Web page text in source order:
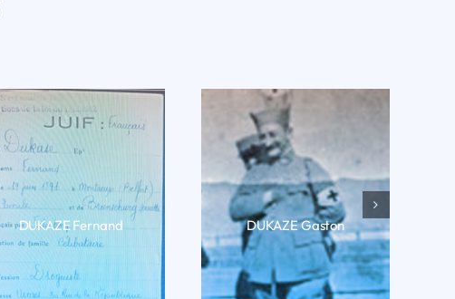
DUKAZE Fernand
LIRE LA BIO
DUKAZE Gaston
LIRE LA BIO